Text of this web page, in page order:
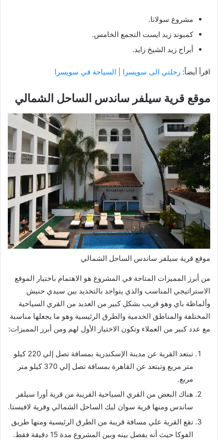
مشروع سولانا.
كمبوند زيد ايست التجمع الخامس.
أبراج زيد الشيخ زايد.
اقرأ أيضاً: رحلتي الى سويسرا | السياحة في سويسرا
موقع قرية سيلفر ساندس الساحل الشمالي
موقع قرية سيلفر ساندس الساحل الشمالي
من أبرز المميزات المتاحة في المشروع هو الاهتمام باختيار الموقع
الاستراتيجي المناسب والذي يتواجد بالتحديد بين سيدي حنيش
وألماظة باي وهو قريب بشكل كبير من العديد من القري السياحية
المختلفة والمناطق الخدمية والطرق الرئيسية وهو ما يجعلها مناسبة
مع عدد كبير من العملاء وتكون الاختيار الأول لهم ومن أبرز المميزات:
تبتعد القرية عن مدينة الإسكندرية بمسافة تصل إلي 220 كيلو
متر مربع وتبتعد عن القاهرة بمسافة تصل إلي 370 كيلو متر
مربع.
هناك البعض من القري السياحية القريبة من قرية أورا سيلفر
ساندس ومنها قرية سوان ليك الساحل الشمالي وقرية لافيستا.
تقع القرية علي مسافة قريبة من الطرق الرئيسية ومنها طريق
الفوكا حيث أنه يفصل بينه وبين المشروع مدة 15 دقيقة فقط.